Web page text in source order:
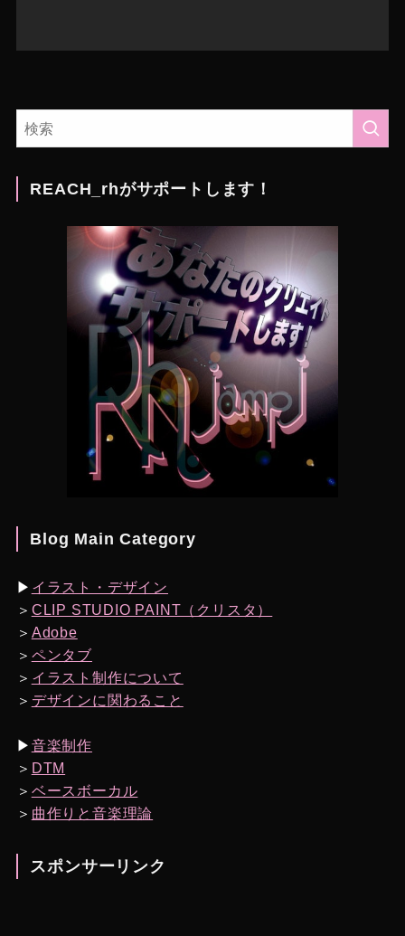
REACH_rhがサポートします！
Blog Main Category
▶︎ イラスト・デザイン
＞ CLIP STUDIO PAINT（クリスタ）
＞ Adobe
＞ ペンタブ
＞ イラスト制作について
＞ デザインに関わること
▶︎ 音楽制作
＞ DTM
＞ ベースボーカル
＞ 曲作りと音楽理論
スポンサーリンク